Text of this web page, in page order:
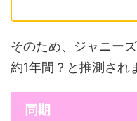
そのため、ジャニー
約1年間？と推測され
同期